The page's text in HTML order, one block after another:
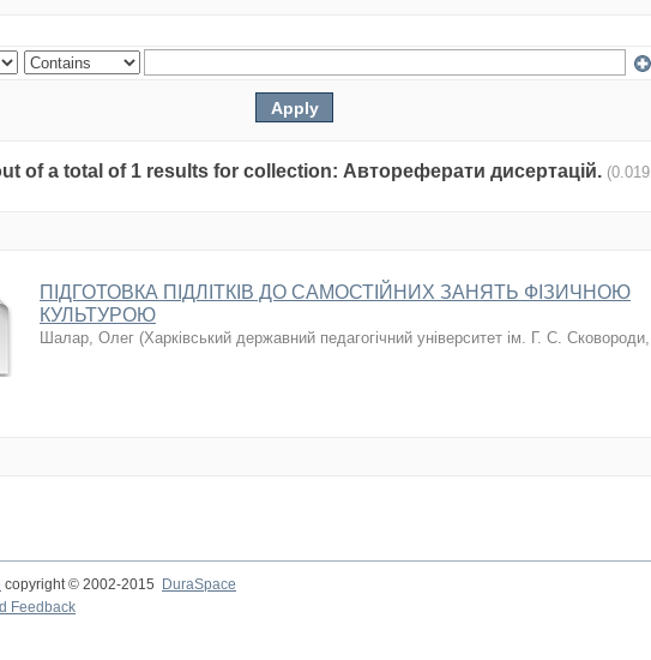
of a total of 1 results for collection: Автореферати дисертацій. (0.019
ПІДГОТОВКА ПІДЛІТКІВ ДО САМОСТІЙНИХ ЗАНЯТЬ ФІЗИЧНОЮ
КУЛЬТУРОЮ
Шалар, Олег (Харківський державний педагогічний університет ім. Г. С. Сковороди,
copyright © 2002-2015 DuraSpace
Feedback